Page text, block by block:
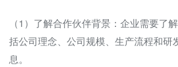
（1）了解合作伙伴背景：企业需要了
括公司理念、公司规模、生产流程和研
息。